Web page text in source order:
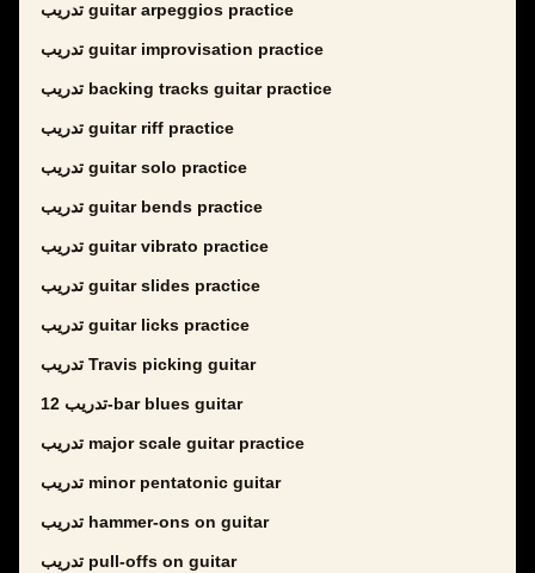
تدريب guitar arpeggios practice
تدريب guitar improvisation practice
تدريب backing tracks guitar practice
تدريب guitar riff practice
تدريب guitar solo practice
تدريب guitar bends practice
تدريب guitar vibrato practice
تدريب guitar slides practice
تدريب guitar licks practice
تدريب Travis picking guitar
تدريب 12-bar blues guitar
تدريب major scale guitar practice
تدريب minor pentatonic guitar
تدريب hammer-ons on guitar
تدريب pull-offs on guitar